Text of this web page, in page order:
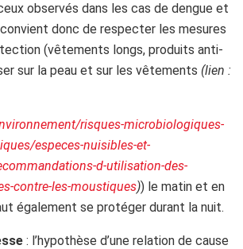
observés dans les cas de dengue et
donc de respecter les mesures
(vêtements longs, produits anti-
sur la peau et sur les vêtements (lien :
risques-microbiologiques-
especes-nuisibles-et-
d-utilisation-des-
contre-les-moustiques)) le matin et en
également se protéger durant la nuit.
: l’hypothèse d’une relation de cause